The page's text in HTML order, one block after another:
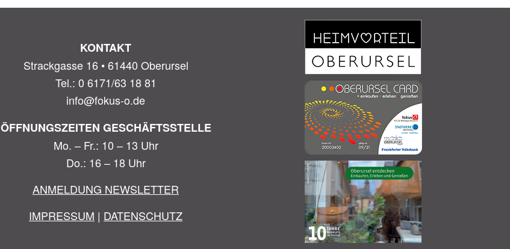
KONTAKT
Strackgasse 16 • 61440 Oberursel
Tel.: 0 6171/63 18 81
info@fokus-o.de
ÖFFNUNGSZEITEN GESCHÄFTSSTELLE
Mo. – Fr.: 10 – 13 Uhr
Do.: 16 – 18 Uhr
ANMELDUNG NEWSLETTER
IMPRESSUM | DATENSCHUTZ